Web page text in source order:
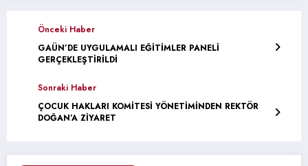
Önceki Haber
GAÜN’DE UYGULAMALI EĞİTİMLER PANELİ
GERÇEKLEŞTİRİLDİ
Sonraki Haber
ÇOCUK HAKLARI KOMİTESİ YÖNETİMİNDEN REKTÖR
DOĞAN’A ZİYARET